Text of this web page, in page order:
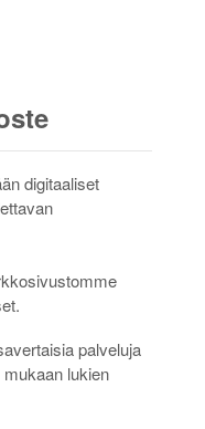
digitaaliset
palveluja
lukien